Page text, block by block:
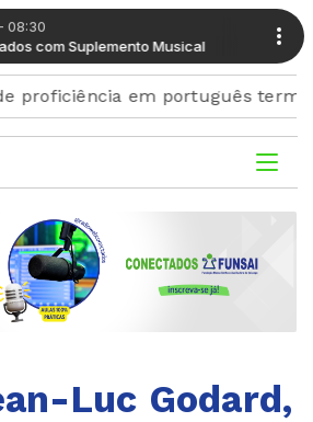
08:30
com Suplemento Musical Manhã
em português terminam
Luc Godard,